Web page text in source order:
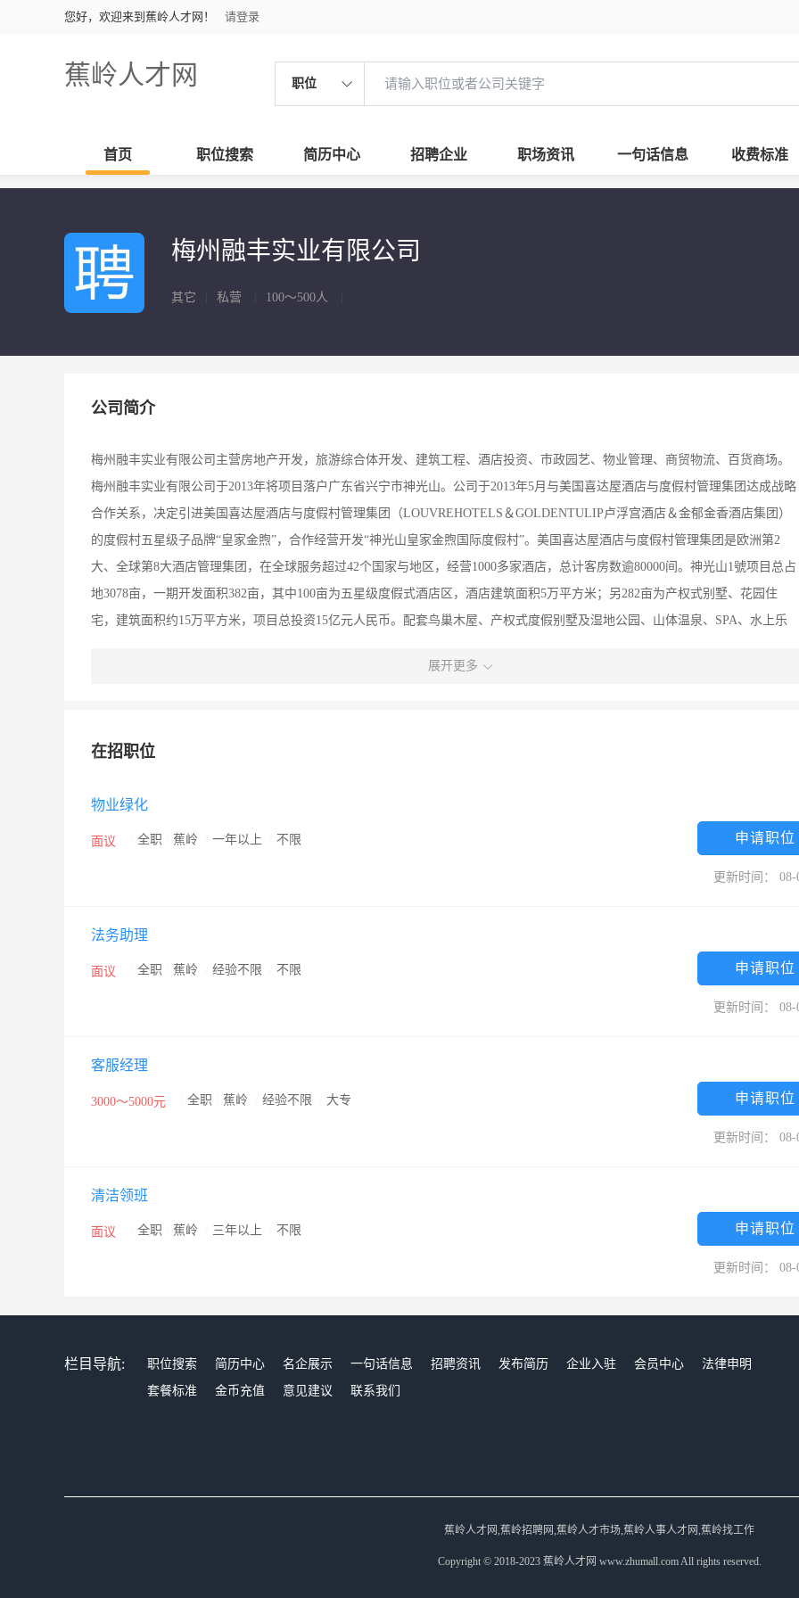
您好，欢迎来到蕉岭人才网！ 请登录
蕉岭人才网 职位
首页 职位搜索 简历中心 招聘企业 职场资讯 一句话信息 收费标准
梅州融丰实业有限公司
其它 私营 100～500人
公司简介
梅州融丰实业有限公司主营房地产开发，旅游综合体开发、建筑工程、酒店投资、市政园艺、物业管理、商贸物流、百货商场。
梅州融丰实业有限公司于2013年将项目落户广东省兴宁市神光山。公司于2013年5月与美国喜达屋酒店与度假村管理集团达成战略
合作关系，决定引进美国喜达屋酒店与度假村管理集团（LOUVREHOTELS＆GOLDENTULIP卢浮宫酒店＆金郁金香酒店集团）
的度假村五星级子品牌“皇家金煦”，合作经营开发“神光山皇家金煦国际度假村”。美国喜达屋酒店与度假村管理集团是欧洲第2
大、全球第8大酒店管理集团，在全球服务超过42个国家与地区，经营1000多家酒店，总计客房数逾80000间。神光山1號项目总占
地3078亩，一期开发面积382亩，其中100亩为五星级度假式酒店区，酒店建筑面积5万平方米；另282亩为产权式别墅、花园住
宅，建筑面积约15万平方米，项目总投资15亿元人民币。配套鸟巢木屋、产权式度假别墅及湿地公园、山体温泉、SPA、水上乐
宗旨，积极参与梅州的经济社会建设。今后几年，融丰实业将以“打造文化绿色旅游城市”“休闲到梅州，享受慢生活”的发展规划
成为有品牌、有实力、具有持续健康发展前景的综合性大型企业。
展开更多
在招职位
物业绿化
面议 全职 蕉岭 一年以上 不限 申请职位
更新时间： 08-
法务助理
面议 全职 蕉岭 经验不限 不限 申请职位
更新时间： 08-
客服经理
3000～5000元 全职 蕉岭 经验不限 大专 申请职位
更新时间： 08-
清洁领班
面议 全职 蕉岭 三年以上 不限 申请职位
更新时间： 08-
栏目导航: 职位搜索 简历中心 名企展示 一句话信息 招聘资讯 发布简历 企业入驻 会员中心
法律申明
套餐标准
金币充值 意见建议 联系我们
蕉岭人才网,蕉岭招聘网,蕉岭人才市场,蕉岭人事人才网,蕉岭找工作
Copyright © 2018-2023 蕉岭人才网 www.zhumall.com All rights reserved.